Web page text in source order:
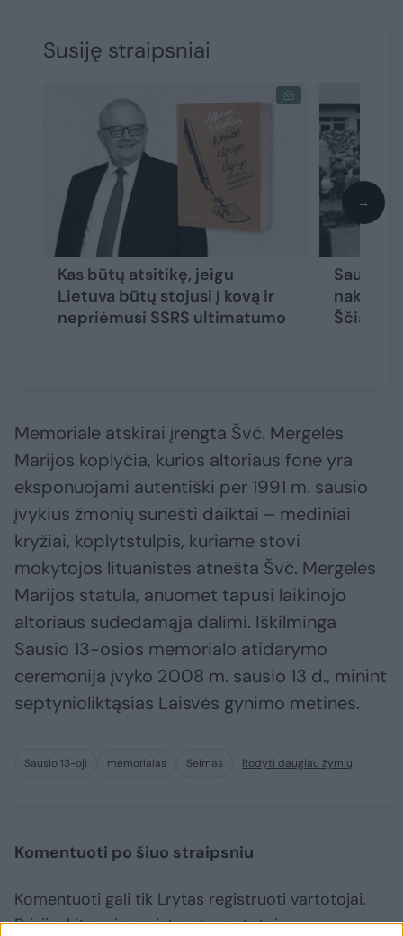
Susiję straipsniai
Kas būtų atsitikę, jeigu
Lietuva būtų stojusi į kovą ir
nepriėmusi SSRS ultimatumo
Sausio
nakties
→
Memoriale atskirai įrengta Švč. Mergelės
Marijos koplyčia, kurios altoriaus fone yra
eksponuojami autentiški per 1991 m. sausio
įvykius žmonių sunešti daiktai – mediniai
kryžiai, koplytstulpis, kuriame stovi
mokytojos lituanistės atnešta Švč. Mergelės
Marijos statula, anuomet tapusi laikinojo
altoriaus sudedamąja dalimi. Iškilminga
Sausio 13-osios memorialo atidarymo
ceremonija įvyko 2008 m. sausio 13 d., minint
septynioliktąsias Laisvės gynimo metines.
Sausio 13-oji memorialas Seimas Rodyti daugiau žymių
Komentuoti po šiuo straipsniu
Komentuoti gali tik Lrytas registruoti vartotojai.
Prisijunkite prie registruotų vartotojų